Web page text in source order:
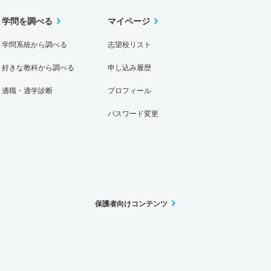
学問を調べる
学問系統から調べる
好きな教科から調べる
適職・適学診断
マイページ
志望校リスト
申し込み履歴
プロフィール
パスワード変更
保護者向けコンテンツ